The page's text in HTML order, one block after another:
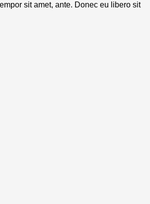
sit amet, ante. Donec eu libero sit